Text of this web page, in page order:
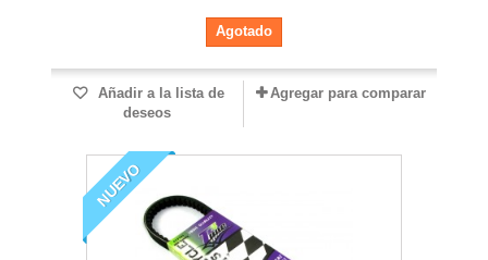
Agotado
Añadir a la lista de
deseos
Agregar para comparar
NUEVO